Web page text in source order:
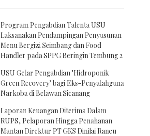
Program Pengabdian Talenta USU
Laksanakan Pendampingan Penyusunan
Menu Bergizi Seimbang dan Food
Handler pada SPPG Beringin Tembung 2
USU Gelar Pengabdian "Hidroponik
Green Recovery" bagi Eks-Penyalahguna
Narkoba di Belawan Sicanang
Laporan Keuangan Diterima Dalam
RUPS, Pelaporan Hingga Penahanan
Mantan Direktur PT GKS Dinilai Rancu